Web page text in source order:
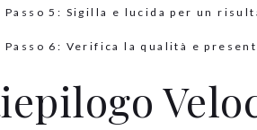
Passo 5: Sigilla e lucida per un
Passo 6: Verifica la qualità e